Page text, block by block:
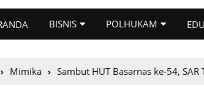
BISNIS POLHUKAM
Mimika Sambut HUT Basarnas ke-54,